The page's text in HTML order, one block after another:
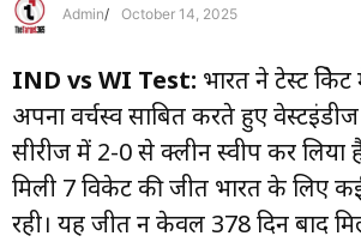
Admin/ October 14, 2025
IND vs WI Test: भारत ने टेस्ट
अपना वर्चस्व साबित करते हुए
सीरीज में 2-0 से क्लीन स्वीप कर लिया
मिली 7 विकेट की जीत भारत के लिए
रही। यह जीत न केवल 378 दिन बाद